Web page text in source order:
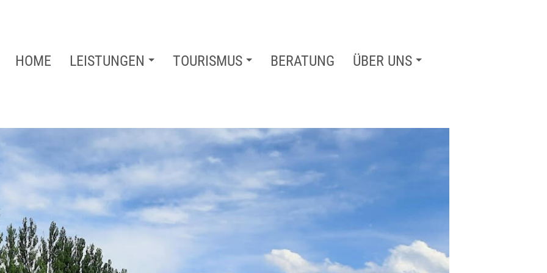
HOME LEISTUNGEN TOURISMUS BERATUNG ÜBER UNS